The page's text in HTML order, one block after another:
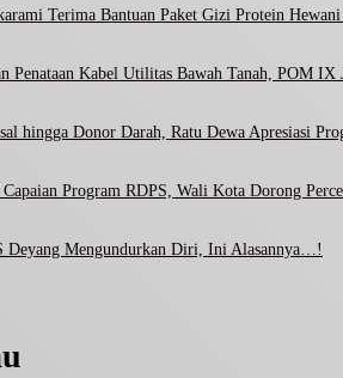
Terima Bantuan Paket Gizi Protein
Penataan Kabel Utilitas Bawah Tanah, POM
hingga Donor Darah, Ratu Dewa Apresiasi
Program RDPS, Wali Kota Dorong
Deyang Mengundurkan Diri, Ini Alasannya…!